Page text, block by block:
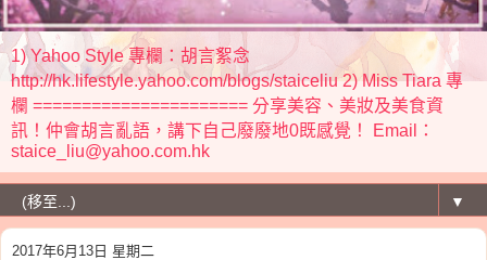
1) Yahoo Style 專欄：胡言絮念
http://hk.lifestyle.yahoo.com/blogs/staiceliu 2) Miss Tiara 專
欄 ====================== 分享美容、美妝及美食資
訊！仲會胡言亂語，講下自己廢廢地0既感覺！ Email：
staice_liu@yahoo.com.hk
▼
2017年6月13日 星期二